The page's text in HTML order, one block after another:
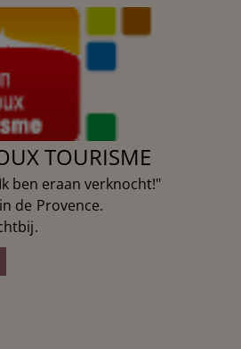
TOURISME
ben eraan verknocht!"
de Provence.